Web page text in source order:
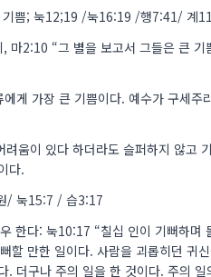
기쁨; 눅12;19 /눅16:19 /행7:41/ 계
마2:10 “그 별을 보고서 그들은 큰
게 가장 큰 기쁨이다. 예수가 구세주
움이 있다 하더라도 슬퍼하지 않고
다.
/ 눅15:7 / 습3:17
한다: 눅10:17 “칠십 인이 기뻐하며
할 만한 일이다. 사람을 괴롭히던 귀
. 더구나 주의 일을 한 것이다. 주의